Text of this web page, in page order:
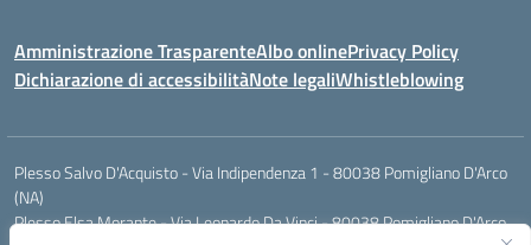
Amministrazione TrasparenteAlbo onlinePrivacy Policy
Dichiarazione di accessibilitàNote legaliWhistleblowing
Plesso Salvo D'Acquisto - Via Indipendenza 1 - 80038 Pomigliano D'Arco
(NA)
Plesso Elsa Morante - Via Leonardo Da Vinci - 80038 Pomigliano D'Arco